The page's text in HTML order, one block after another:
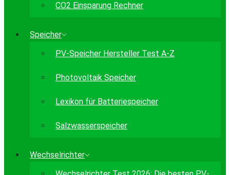
CO2 Einsparung Rechner
Speicher
PV-Speicher Hersteller Test A-Z
Photovoltaik Speicher
Lexikon für Batteriespeicher
Salzwasserspeicher
Wechselrichter